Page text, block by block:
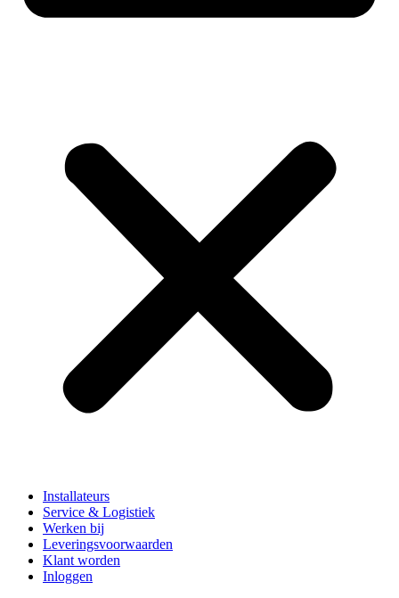
Installateurs
Service & Logistiek
Werken bij
Leveringsvoorwaarden
Klant worden
Inloggen